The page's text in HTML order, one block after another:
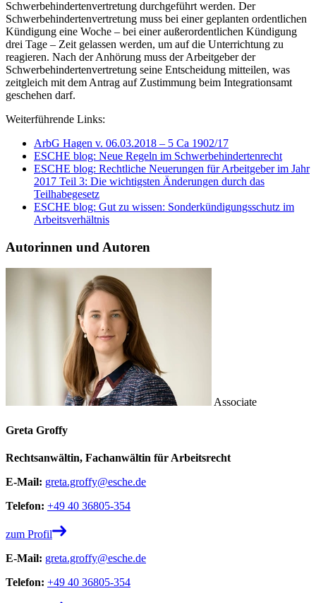
Schwerbehindertenvertretung durchgeführt werden. Der
Schwerbehindertenvertretung muss bei einer geplanten ordentlichen
Kündigung eine Woche – bei einer außerordentlichen Kündigung
drei Tage – Zeit gelassen werden, um auf die Unterrichtung zu
reagieren. Nach der Anhörung muss der Arbeitgeber der
Schwerbehindertenvertretung seine Entscheidung mitteilen, was
zeitgleich mit dem Antrag auf Zustimmung beim Integrationsamt
geschehen darf.
Weiterführende Links:
ArbG Hagen v. 06.03.2018 – 5 Ca 1902/17
ESCHE blog: Neue Regeln im Schwerbehindertenrecht
ESCHE blog: Rechtliche Neuerungen für Arbeitgeber im Jahr
2017 Teil 3: Die wichtigsten Änderungen durch das
Teilhabegesetz
ESCHE blog: Gut zu wissen: Sonderkündigungsschutz im
Arbeitsverhältnis
Autorinnen und Autoren
Associate
Greta Groffy
Rechtsanwältin, Fachanwältin für Arbeitsrecht
E-Mail: greta.groffy@esche.de
Telefon: +49 40 36805-354
zum Profil
E-Mail: greta.groffy@esche.de
Telefon: +49 40 36805-354